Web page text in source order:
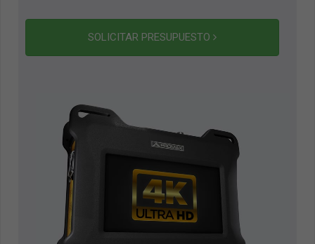
SOLICITAR PRESUPUESTO